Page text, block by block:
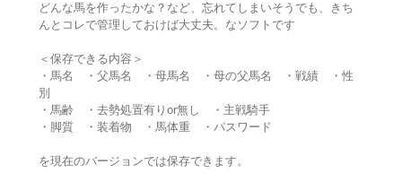
どんな馬を作ったかな？など、忘れてしまいそうでも、きち
んとコレで管理しておけば大丈夫。なソフトです
＜保存できる内容＞
・馬名 ・父馬名 ・母馬名 ・母の父馬名 ・戦績 ・性
別
・馬齢 ・去勢処置有りor無し ・主戦騎手
・脚質 ・装着物 ・馬体重 ・パスワード
を現在のバージョンでは保存できます。